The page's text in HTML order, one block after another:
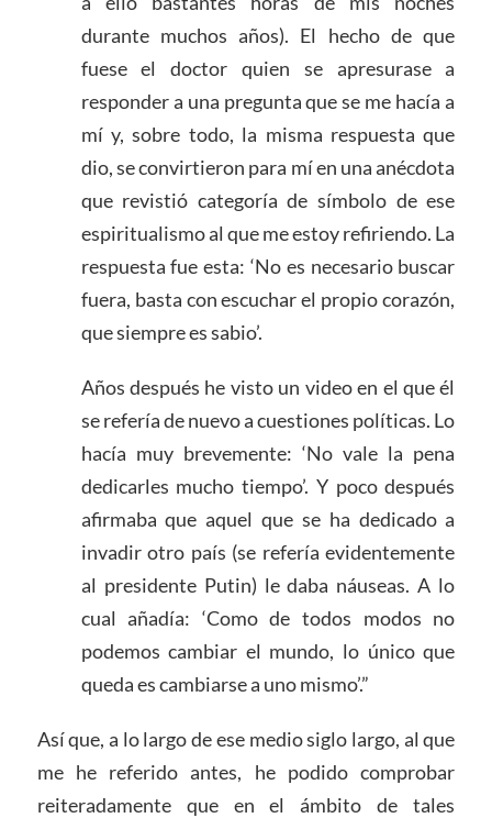
durante muchos años). El hecho de que
fuese el doctor quien se apresurase a
responder a una pregunta que se me hacía a
mí y, sobre todo, la misma respuesta que
dio, se convirtieron para mí en una anécdota
que revistió categoría de símbolo de ese
espiritualismo al que me estoy refiriendo. La
respuesta fue esta: ‘No es necesario buscar
fuera, basta con escuchar el propio corazón,
que siempre es sabio’.
Años después he visto un video en el que él
se refería de nuevo a cuestiones políticas. Lo
hacía muy brevemente: ‘No vale la pena
dedicarles mucho tiempo’. Y poco después
afirmaba que aquel que se ha dedicado a
invadir otro país (se refería evidentemente
al presidente Putin) le daba náuseas. A lo
cual añadía: ‘Como de todos modos no
podemos cambiar el mundo, lo único que
queda es cambiarse a uno mismo’.”
Así que, a lo largo de ese medio siglo largo, al que
me he referido antes, he podido comprobar
reiteradamente que en el ámbito de tales